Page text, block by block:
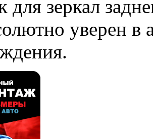
для зеркал
уверен в